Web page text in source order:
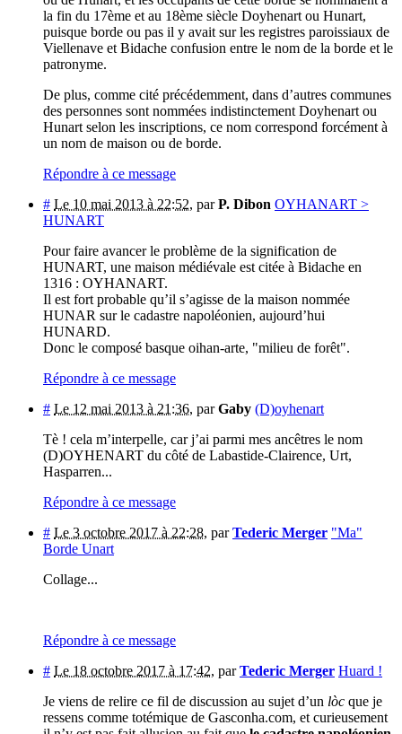
la fin du 17ème et au 18ème siècle Doyhenart ou Hunart,
puisque borde ou pas il y avait sur les registres paroissiaux de
Viellenave et Bidache confusion entre le nom de la borde et le
patronyme.
De plus, comme cité précédemment, dans d’autres communes
des personnes sont nommées indistinctement Doyhenart ou
Hunart selon les inscriptions, ce nom correspond forcément à
un nom de maison ou de borde.
Répondre à ce message
# Le 10 mai 2013 à 22:52, parP. Dibon OYHANART >
HUNART
Pour faire avancer le problème de la signification de
HUNART, une maison médiévale est citée à Bidache en
1316 : OYHANART.
Il est fort probable qu’il s’agisse de la maison nommée
HUNAR sur le cadastre napoléonien, aujourd’hui
HUNARD.
Donc le composé basque oihan-arte, "milieu de forêt".
Répondre à ce message
# Le 12 mai 2013 à 21:36, parGaby (D)oyhenart
Tè ! cela m’interpelle, car j’ai parmi mes ancêtres le nom
(D)OYHENART du côté de Labastide-Clairence, Urt,
Hasparren...
Répondre à ce message
# Le 3 octobre 2017 à 22:28, parTederic Merger "Ma"
Borde Unart
Collage...
Répondre à ce message
# Le 18 octobre 2017 à 17:42, parTederic Merger Huard !
Je viens de relire ce fil de discussion au sujet d’un lòc que je
ressens comme totémique de Gasconha.com, et curieusement